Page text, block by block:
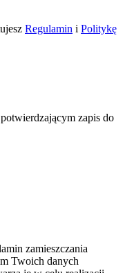
Regulamin i Politykę
zapis do
zamieszczania
Twoich danych